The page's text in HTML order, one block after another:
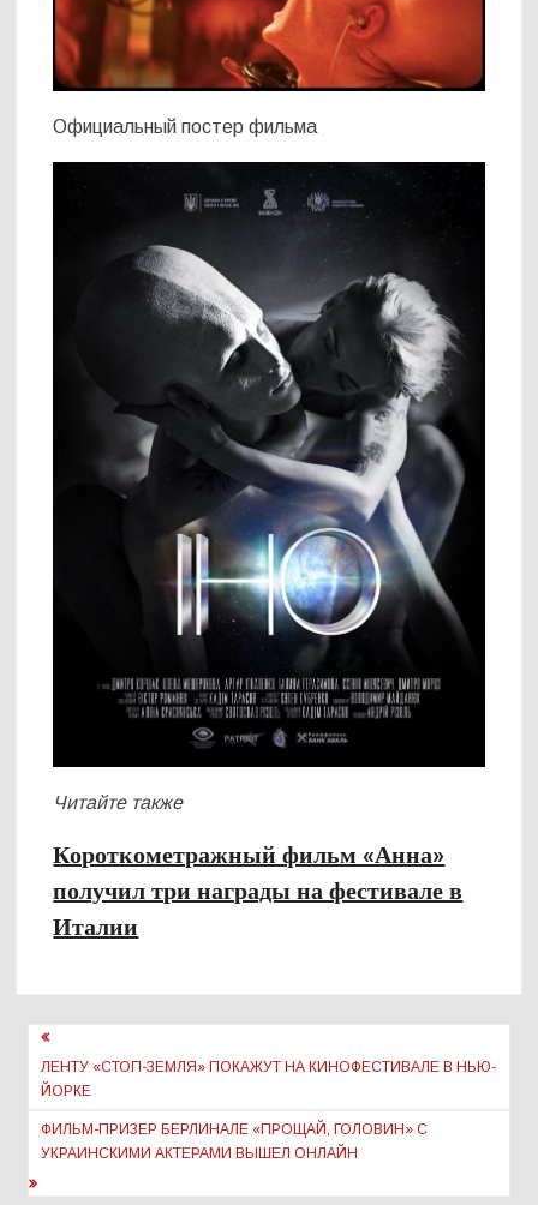
Официальный постер фильма
Читайте также
Короткометражный фильм «Анна»
получил три награды на фестивале в
Италии
Навигация
по
записям
ЛЕНТУ «СТОП-ЗЕМЛЯ» ПОКАЖУТ НА КИНОФЕСТИВАЛЕ В НЬЮ-
ЙОРКЕ
ФИЛЬМ-ПРИЗЕР БЕРЛИНАЛЕ «ПРОЩАЙ, ГОЛОВИН» С
УКРАИНСКИМИ АКТЕРАМИ ВЫШЕЛ ОНЛАЙН